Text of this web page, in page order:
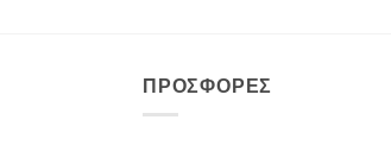
ΠΡΟΣΦΟΡΈΣ